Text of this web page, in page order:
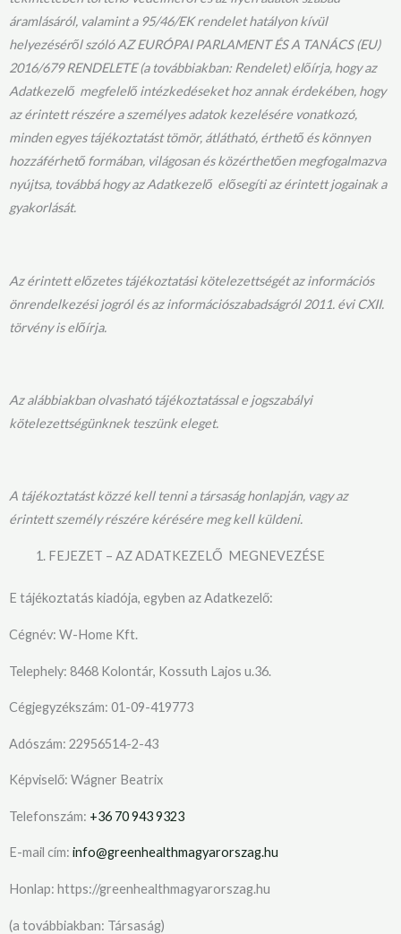
áramlásáról, valamint a 95/46/EK rendelet hatályon kívül
helyezéséről szólóAZ EURÓPAI PARLAMENT ÉS A TANÁCS (EU)
2016/679 RENDELETE (a továbbiakban: Rendelet) előírja, hogy az
Adatkezelő megfelelő intézkedéseket hoz annak érdekében, hogy
az érintett részére a személyes adatok kezelésére vonatkozó,
minden egyes tájékoztatást tömör, átlátható, érthető és könnyen
hozzáférhető formában, világosan és közérthetően megfogalmazva
nyújtsa, továbbá hogy az Adatkezelő elősegíti az érintett jogainak a
gyakorlását.
Az érintett előzetes tájékoztatási kötelezettségét az információs
önrendelkezési jogról és az információszabadságról 2011. évi CXII.
törvény is előírja.
Az alábbiakban olvasható tájékoztatással e jogszabályi
kötelezettségünknek teszünk eleget.
A tájékoztatást közzé kell tenni a társaság honlapján, vagy az
érintett személy részére kérésére meg kell küldeni.
FEJEZET – AZ ADATKEZELŐ MEGNEVEZÉSE
E tájékoztatás kiadója, egyben az Adatkezelő:
Cégnév: W-Home Kft.
Telephely: 8468 Kolontár, Kossuth Lajos u.36.
Cégjegyzékszám: 01-09-419773
Adószám: 22956514-2-43
Képviselő: Wágner Beatrix
Telefonszám: +36 70 943 9323
E-mail cím: info@greenhealthmagyarorszag.hu
Honlap: https://greenhealthmagyarorszag.hu
(a továbbiakban: Társaság)